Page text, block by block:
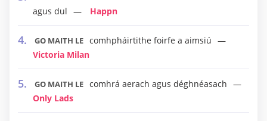
agus dul
Happn
GO MAITH LE comhpháirtithe foirfe a aimsiú
Victoria Milan
GO MAITH LE comhrá aerach agus déghnéasach
Only Lads